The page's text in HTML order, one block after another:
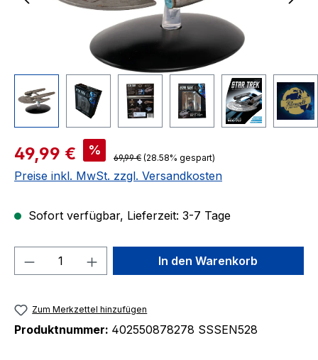
Verkaufspreis:
49,99 € % Regulärer Preis:
69,99 € (28.58% gespart)
Preise inkl. MwSt. zzgl. Versandkosten
Sofort verfügbar, Lieferzeit: 3-7 Tage
Produkt Anzahl: Gib denIn den Warenkorb
Zum Merkzettel hinzufügen
Produktnummer: 402550878278 SSSEN528